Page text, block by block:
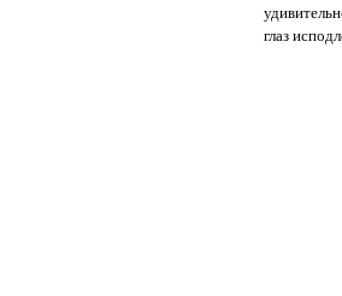
глаз